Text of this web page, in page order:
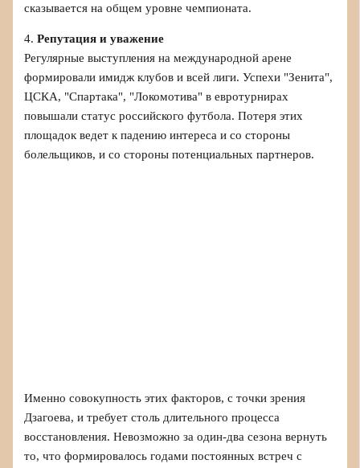
сказывается на общем уровне чемпионата.
4.Репутация и уважение
Регулярные выступления на международной арене
формировали имидж клубов и всей лиги. Успехи "Зенита",
ЦСКА, "Спартака", "Локомотива" в евротурнирах
повышали статус российского футбола. Потеря этих
площадок ведет к падению интереса и со стороны
болельщиков, и со стороны потенциальных партнеров.
Именно совокупность этих факторов, с точки зрения
Дзагоева, и требует столь длительного процесса
восстановления. Невозможно за один‑два сезона вернуть
то, что формировалось годами постоянных встреч с